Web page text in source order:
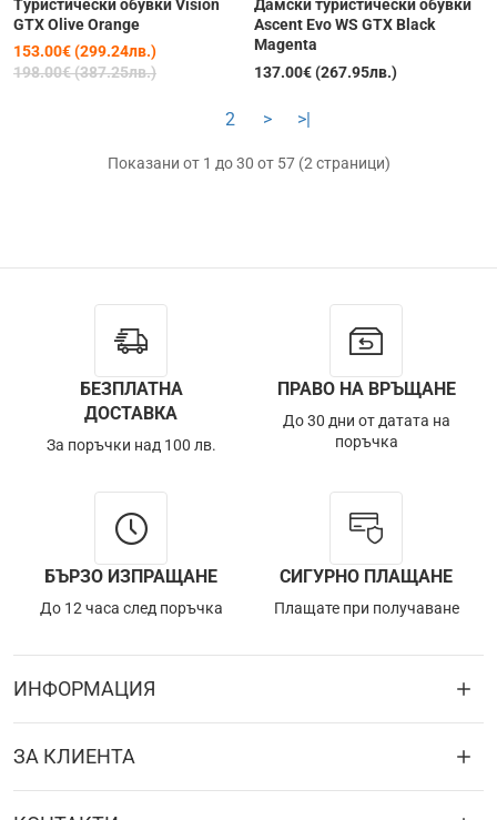
Tуристически обувки Vision
GTX Olive Orange
153.00€ (299.24лв.)
198.00€ (387.25лв.)
Дамски туристически обувки
Ascent Evo WS GTX Black
Magenta
137.00€ (267.95лв.)
2 > >|
Показани от 1 до 30 от 57 (2 страници)
БЕЗПЛАТНА
ДОСТАВКА
За поръчки над 100 лв.
ПРАВО НА ВРЪЩАНЕ
До 30 дни от датата на
поръчка
БЪРЗО ИЗПРАЩАНЕ
До 12 часа след поръчка
СИГУРНО ПЛАЩАНЕ
Плащате при получаване
ИНФОРМАЦИЯ
ЗА КЛИЕНТА